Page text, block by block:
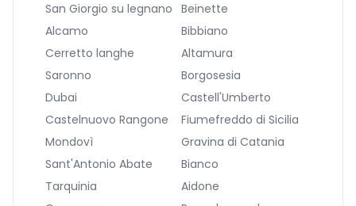
San Giorgio su legnano Beinette
Alcamo
Bibbiano
Cerretto langhe
Altamura
Saronno
Borgosesia
Dubai
Castell'Umberto
Castelnuovo Rangone
Fiumefreddo di Sicilia
Mondovì
Gravina di Catania
Sant'Antonio Abate
Bianco
Tarquinia
Aidone